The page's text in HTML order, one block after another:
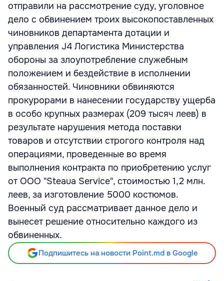
отправили на рассмотрение суду, уголовное
дело с обвинением троих высокопоставленных
чиновников департамента дотации и
управления J4 Логистика Министерства
обороны за злоупотребление служебным
положением и бездействие в исполнении
обязанностей. Чиновники обвиняются
прокурорами в нанесении государству ущерба
в особо крупных размерах (209 тысяч леев) в
результате нарушения метода поставки
товаров и отсутствии строгого контроля над
операциями, проведенные во время
выполнения контракта по приобретению услуг
от ООО "Steaua Service", стоимостью 1,2 млн.
леев, за изготовление 5000 костюмов.
Военный суд рассматривает данное дело и
вынесет решение относительно каждого из
обвиненных.
Подпишитесь на новости Point.md в Google